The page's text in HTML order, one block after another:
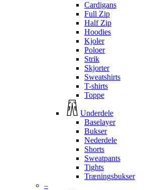
Cardigans
Full Zip
Half Zip
Hoodies
Kjoler
Poloer
Strik
Skjorter
Sweatshirts
T-shirts
Toppe
Underdele
Baselayer
Bukser
Nederdele
Shorts
Sweatpants
Tights
Træningsbukser
–